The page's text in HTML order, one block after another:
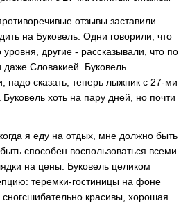
отзывы заставили
на Буковель. Одни говорили, что
уровня, другие - рассказывали, что по
даже Словакией Буковель
надо сказать, теперь лыжник с 27-ми
хоть на пару дней, но почти
я еду на отдых, мне должно быть
способен воспользоваться всеми
на цены. Буковель целиком
теремки-гостиницы на фоне
красивы, хорошая